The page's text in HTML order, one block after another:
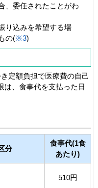
、委任されたことがわ
り込みを希望する場
の(※3)
定額負担で医療費の自己
は、食事代を支払った日
分
食事代(1食
あたり)
510円